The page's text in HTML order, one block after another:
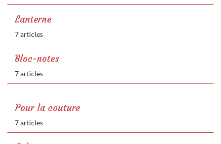
Lanterne
7 articles
Bloc-notes
7 articles
Pour la couture
7 articles